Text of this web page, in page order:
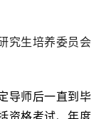
究生培养委员会
导师后一直到毕
资格考试、年度